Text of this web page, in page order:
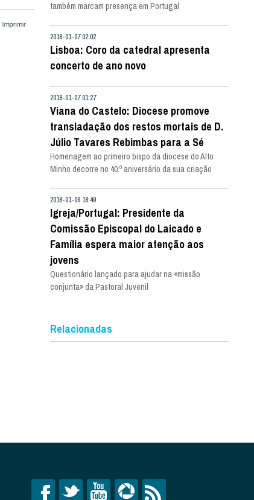
também marcam presença em Portugal
2018-01-07 02:02
Lisboa: Coro da catedral apresenta
concerto de ano novo
2018-01-07 01:27
Viana do Castelo: Diocese promove
transladação dos restos mortais de D.
Júlio Tavares Rebimbas para a Sé
Homenagem ao primeiro bispo da diocese do Alto
Minho decorre no 40.º aniversário da sua criação
2018-01-06 18:49
Igreja/Portugal: Presidente da
Comissão Episcopal do Laicado e
Família espera maior atenção aos
jovens
Questionário lançado para ajudar na «missão
conjunta» da Pastoral Juvenil
Relacionadas